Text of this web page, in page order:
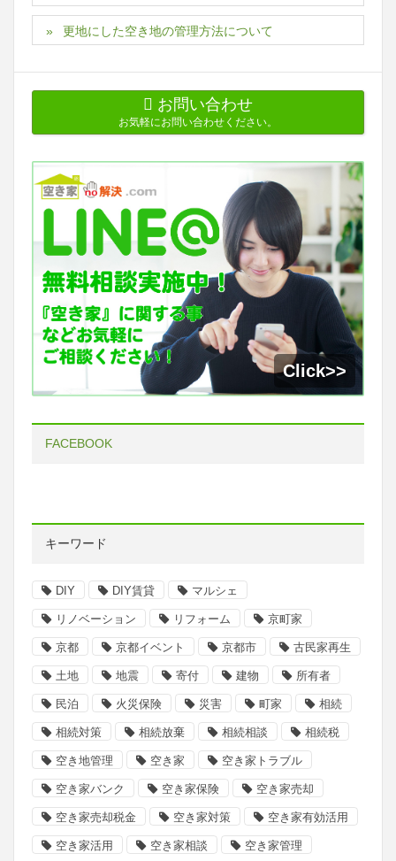
更地にした空き地の管理方法について
お問い合わせ
お気軽にお問い合わせください。
FACEBOOK
キーワード
DIY DIY賃貸 マルシェ
リノベーション リフォーム 京町家
京都 京都イベント 京都市 古民家再生
土地 地震 寄付 建物 所有者
民泊 火災保険 災害 町家 相続
相続対策 相続放棄 相続相談 相続税
空き地管理 空き家 空き家トラブル
空き家バンク 空き家保険 空き家売却
空き家売却税金 空き家対策 空き家有効活用
空き家活用 空き家相談 空き家管理